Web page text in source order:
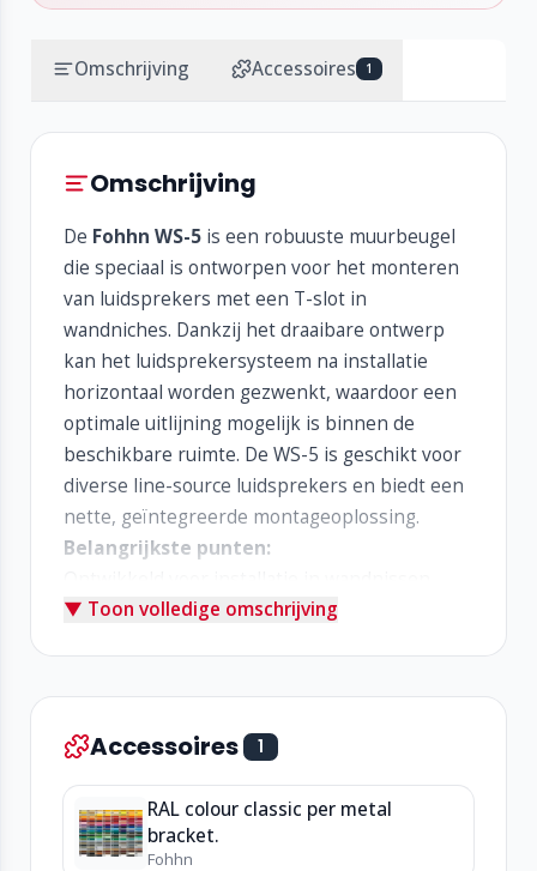
Omschrijving Accessoires 1
Omschrijving
De Fohhn WS-5is een robuuste muurbeugel
die speciaal is ontworpen voor het monteren
van luidsprekers met een T-slot in
wandniches. Dankzij het draaibare ontwerp
kan het luidsprekersysteem na installatie
horizontaal worden gezwenkt, waardoor een
optimale uitlijning mogelijk is binnen de
beschikbare ruimte. De WS-5 is geschikt voor
diverse line-source luidsprekers en biedt een
nette, geïntegreerde montageoplossing.
Belangrijkste punten:
Geschikt voor luidsprekers met T-slot
Breed toepasbaar bij verschillende Fohhn-
luidsprekers
▼ Toon volledige omschrijving
Accessoires 1
RAL colour classic per metal
bracket.
Fohhn